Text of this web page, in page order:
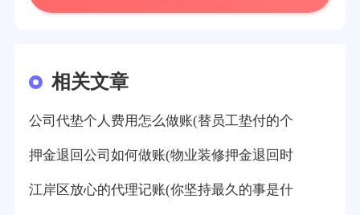
相关文章
公司代垫个人费用怎么做账(替员工垫付的个
押金退回公司如何做账(物业装修押金退回时
江岸区放心的代理记账(你坚持最久的事是什